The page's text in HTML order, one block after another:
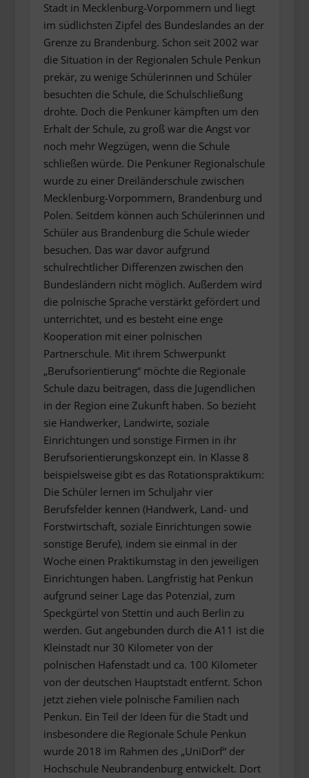
Stadt in Mecklenburg-Vorpommern und liegt
im südlichsten Zipfel des Bundeslandes an der
Grenze zu Brandenburg. Schon seit 2002 war
die Situation in der Regionalen Schule Penkun
prekär, zu wenige Schülerinnen und Schüler
besuchten die Schule, die Schulschließung
drohte. Doch die Penkuner kämpften um den
Erhalt der Schule, zu groß war die Angst vor
noch mehr Wegzügen, wenn die Schule
schließen würde. Die Penkuner Regionalschule
wurde zu einer Dreiländerschule zwischen
Mecklenburg-Vorpommern, Brandenburg und
Polen. Seitdem können auch Schülerinnen und
Schüler aus Brandenburg die Schule wieder
besuchen. Das war davor aufgrund
schulrechtlicher Differenzen zwischen den
Bundesländern nicht möglich. Außerdem wird
die polnische Sprache verstärkt gefördert und
unterrichtet, und es besteht eine enge
Kooperation mit einer polnischen
Partnerschule. Mit ihrem Schwerpunkt
„Berufsorientierung“ möchte die Regionale
Schule dazu beitragen, dass die Jugendlichen
in der Region eine Zukunft haben. So bezieht
sie Handwerker, Landwirte, soziale
Einrichtungen und sonstige Firmen in ihr
Berufsorientierungskonzept ein. In Klasse 8
beispielsweise gibt es das Rotationspraktikum:
Die Schüler lernen im Schuljahr vier
Berufsfelder kennen (Handwerk, Land- und
Forstwirtschaft, soziale Einrichtungen sowie
sonstige Berufe), indem sie einmal in der
Woche einen Praktikumstag in den jeweiligen
Einrichtungen haben. Langfristig hat Penkun
aufgrund seiner Lage das Potenzial, zum
Speckgürtel von Stettin und auch Berlin zu
werden. Gut angebunden durch die A11 ist die
Kleinstadt nur 30 Kilometer von der
polnischen Hafenstadt und ca. 100 Kilometer
von der deutschen Hauptstadt entfernt. Schon
jetzt ziehen viele polnische Familien nach
Penkun. Ein Teil der Ideen für die Stadt und
insbesondere die Regionale Schule Penkun
wurde 2018 im Rahmen des „UniDorf“ der
Hochschule Neubrandenburg entwickelt. Dort